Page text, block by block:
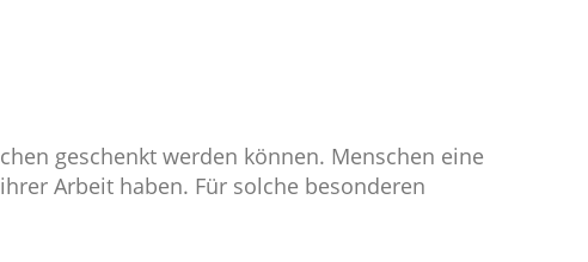
geschenkt werden können. Menschen eine
Arbeit haben. Für solche besonderen